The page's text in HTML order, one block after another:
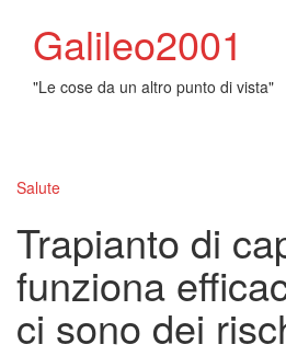
Galileo2001
"Le cose da un altro punto di vista"
Salute
Trapianto di
funziona
ci sono dei